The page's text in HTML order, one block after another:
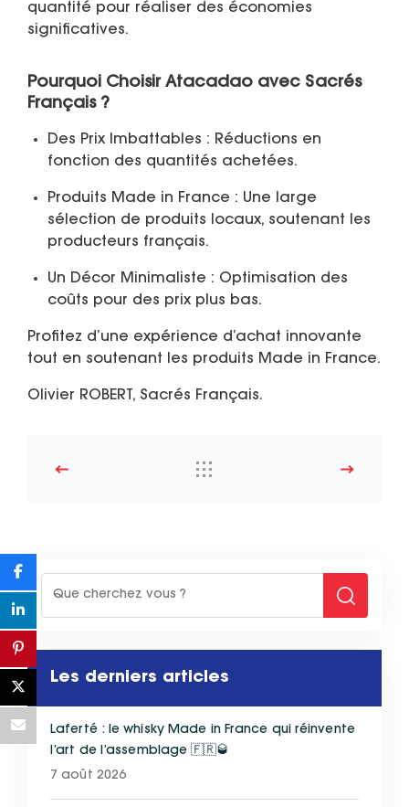
quantité pour réaliser des économies
significatives.
Pourquoi Choisir Atacadao avec Sacrés
Français ?
Des Prix Imbattables : Réductions en
fonction des quantités achetées.
Produits Made in France : Une large
sélection de produits locaux, soutenant les
producteurs français.
Un Décor Minimaliste : Optimisation des
coûts pour des prix plus bas.
Profitez d’une expérience d’achat innovante
tout en soutenant les produits Made in France.
Olivier ROBERT, Sacrés Français.
Les derniers articles
Laferté : le whisky Made in France qui réinvente
l’art de l’assemblage 🇫🇷🥃
7 août 2026